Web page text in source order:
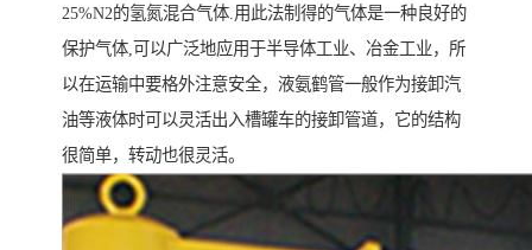
25%N2的氢氮混合气体.用此法制得的气体是一种良好的
保护气体,可以广泛地应用于半导体工业、冶金工业，所
以在运输中要格外注意安全，液氨鹤管一般作为接卸汽
油等液体时可以灵活出入槽罐车的接卸管道，它的结构
很简单，转动也很灵活。